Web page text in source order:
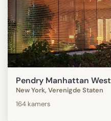
Pendry Manhattan West
New York, Verenigde Staten
164 kamers